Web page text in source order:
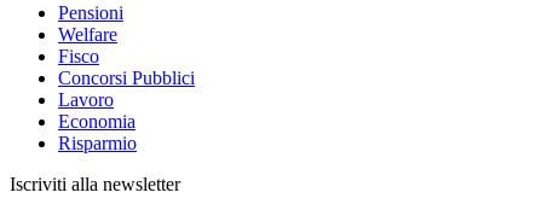
Pensioni
Welfare
Fisco
Concorsi Pubblici
Lavoro
Economia
Risparmio
Iscriviti alla newsletter